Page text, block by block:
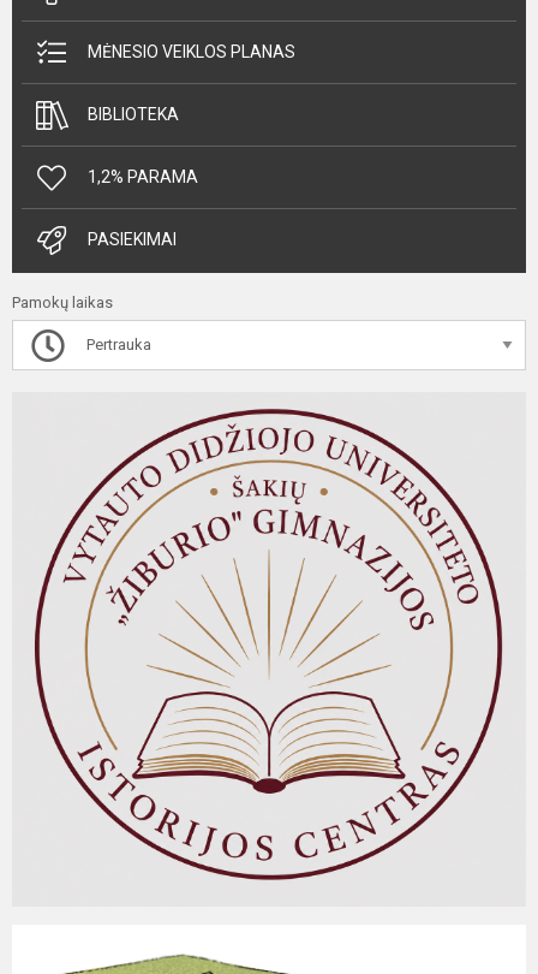
MĖNESIO VEIKLOS PLANAS
BIBLIOTEKA
1,2% PARAMA
PASIEKIMAI
Pamokų laikas
Pertrauka